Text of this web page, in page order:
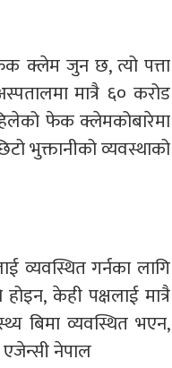
क्लेम जुन छ, त्यो पत्ता
मात्रै ६० करोड
फेक क्लेमकोबारेमा
भुक्तानीको व्यवस्थाको
व्यवस्थित गर्नका लागि
केही पक्षलाई मात्रै
बिमा व्यवस्थित भएन,
एजेन्सी नेपाल